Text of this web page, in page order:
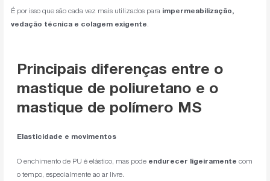
É por isso que são cada vez mais utilizados para impermeabilização,
vedação técnica e colagem exigente.
Principais diferenças entre o
mastique de poliuretano e o
mastique de polímero MS
Elasticidade e movimentos
O enchimento de PU é elástico, mas pode endurecer ligeiramente com
o tempo, especialmente ao ar livre.